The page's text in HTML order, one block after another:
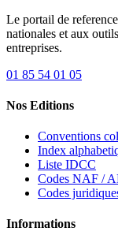
Le portail de
nationales et aux
entreprises.
01 85 54 01 05
Nos Editions
Conventions
Index
Liste IDCC
Codes NAF /
Codes
Informations